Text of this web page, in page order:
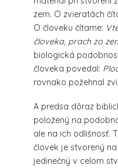
zem. O zvieratách
O človeku čítame:
človeka, prach zo
biologická
človeka povedal:
rovnako požehnal
A predsa dôraz
položený na
ale na ich odlišnosť.
človek je stvorený
jedinečný v celom